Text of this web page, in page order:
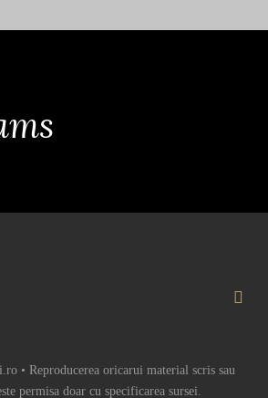
• Reproducerea oricarui material scris sau
permisa doar cu specificarea sursei.